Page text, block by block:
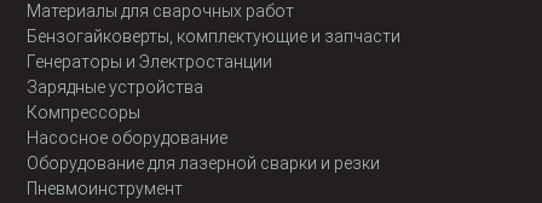
Материалы для сварочных работ
Бензогайковерты, комплектующие и запчасти
Генераторы и Электростанции
Зарядные устройства
Компрессоры
Насосное оборудование
Оборудование для лазерной сварки и резки
Пневмоинструмент